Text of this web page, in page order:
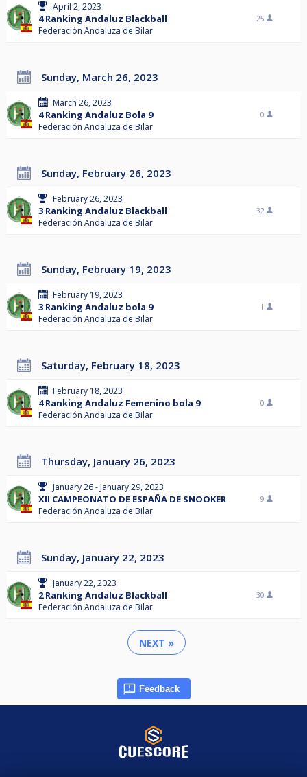
April 2, 2023
4 Ranking Andaluz Blackball
Federación Andaluza de Bilar
25
Sunday, March 26, 2023
March 26, 2023
4 Ranking Andaluz Bola 9
Federación Andaluza de Bilar
0
Sunday, February 26, 2023
February 26, 2023
3 Ranking Andaluz Blackball
Federación Andaluza de Bilar
32
Sunday, February 19, 2023
February 19, 2023
3 Ranking Andaluz bola 9
Federación Andaluza de Bilar
1
Saturday, February 18, 2023
February 18, 2023
4 Ranking Andaluz Femenino bola 9
Federación Andaluza de Bilar
0
Thursday, January 26, 2023
January 26 - January 29, 2023
XII CAMPEONATO DE ESPAÑA DE SNOOKER
Federación Andaluza de Bilar
9
Sunday, January 22, 2023
January 22, 2023
2 Ranking Andaluz Blackball
Federación Andaluza de Bilar
30
NEXT »
Feedback